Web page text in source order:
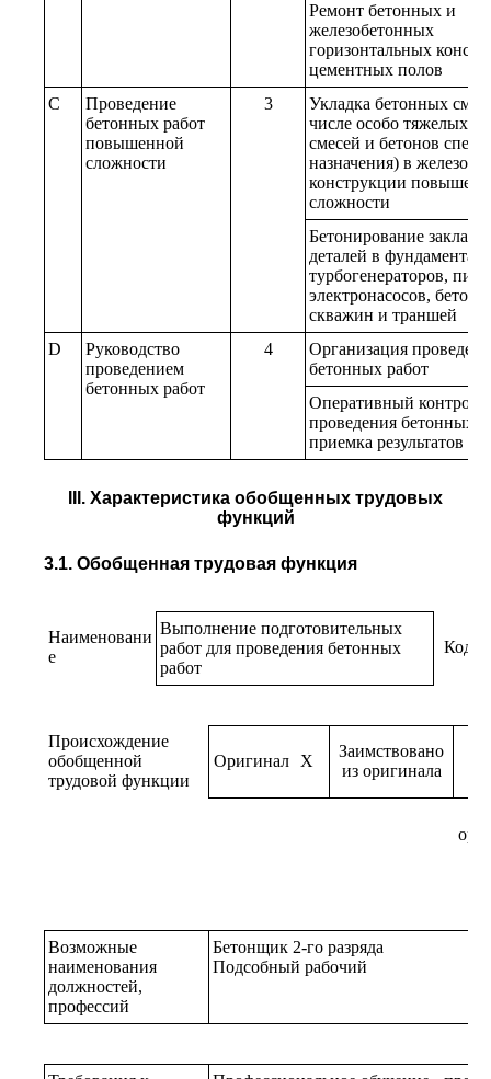
Ремонт бетонных и
железобетонных
горизонтальных
цементных полов
C
Проведение
бетонных работ
повышенной
сложности
3
Укладка бетонных
числе особо тяжелых
смесей и бетонов
назначения) в
конструкции
сложности
Бетонирование
деталей в фундаментах
турбогенераторов,
электронасосов,
скважин и траншей
D
Руководство
проведением
бетонных работ
4
Организация
бетонных работ
Оперативный контроль
проведения бетонных
приемка результатов
III. Характеристика обобщенных трудовых
функций
3.1. Обобщенная трудовая функция
Наименовани
е
Выполнение подготовительных
работ для проведения бетонных
работ
Код
Происхождение
обобщенной
трудовой функции
Оригинал X
Заимствовано
из оригинала
Возможные
наименования
должностей,
профессий
Бетонщик 2-го разряда
Подсобный рабочий